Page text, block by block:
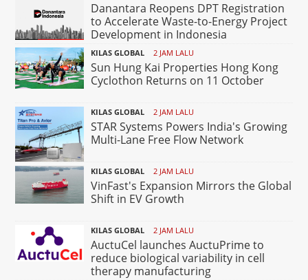
Danantara Reopens DPT Registration
to Accelerate Waste-to-Energy Project
Development in Indonesia
KILAS GLOBAL 2 JAM LALU
Sun Hung Kai Properties Hong Kong
Cyclothon Returns on 11 October
KILAS GLOBAL 2 JAM LALU
STAR Systems Powers India's Growing
Multi-Lane Free Flow Network
KILAS GLOBAL 2 JAM LALU
VinFast's Expansion Mirrors the Global
Shift in EV Growth
KILAS GLOBAL 2 JAM LALU
AuctuCel launches AuctuPrime to
reduce biological variability in cell
therapy manufacturing